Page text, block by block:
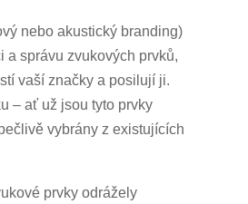
nebo akustický branding)
a správu zvukových prvků,
vaší značky a posilují ji.
– ať už jsou tyto prvky
vybrány z existujících
prvky odrážely